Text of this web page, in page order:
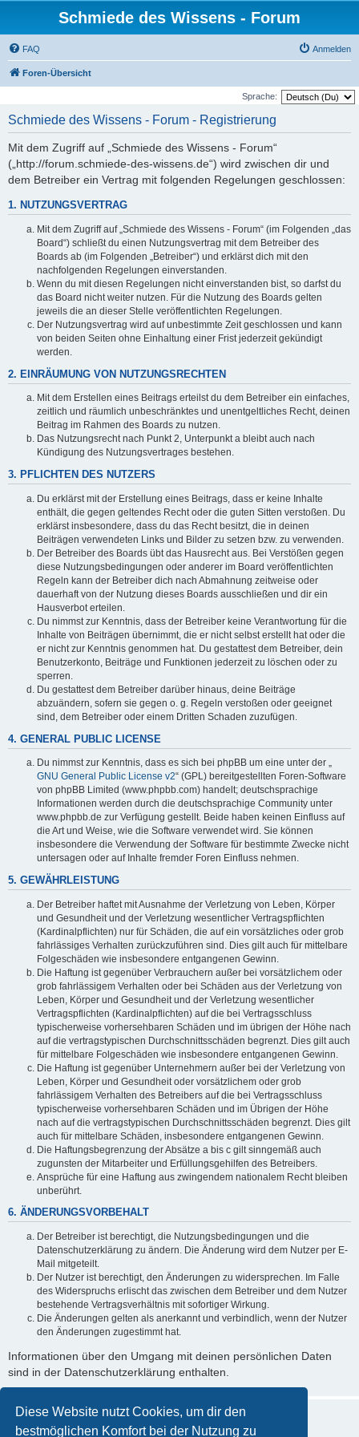
Diese Website nutzt Cookies, um dir den
bestmöglichen Komfort bei der Nutzung zu
Schmiede des Wissens - Forum
FAQ Anmelden
Foren-Übersicht
Sprache:
Schmiede des Wissens - Forum - Registrierung
Mit dem Zugriff auf „Schmiede des Wissens - Forum“
(„http://forum.schmiede-des-wissens.de“) wird zwischen dir und
dem Betreiber ein Vertrag mit folgenden Regelungen geschlossen:
1. NUTZUNGSVERTRAG
Mit dem Zugriff auf „Schmiede des Wissens - Forum“ (im Folgenden „das
Board“) schließt du einen Nutzungsvertrag mit dem Betreiber des
Boards ab (im Folgenden „Betreiber“) und erklärst dich mit den
nachfolgenden Regelungen einverstanden.
Wenn du mit diesen Regelungen nicht einverstanden bist, so darfst du
das Board nicht weiter nutzen. Für die Nutzung des Boards gelten
jeweils die an dieser Stelle veröffentlichten Regelungen.
Der Nutzungsvertrag wird auf unbestimmte Zeit geschlossen und kann
von beiden Seiten ohne Einhaltung einer Frist jederzeit gekündigt
werden.
2. EINRÄUMUNG VON NUTZUNGSRECHTEN
Mit dem Erstellen eines Beitrags erteilst du dem Betreiber ein einfaches,
zeitlich und räumlich unbeschränktes und unentgeltliches Recht, deinen
Beitrag im Rahmen des Boards zu nutzen.
Das Nutzungsrecht nach Punkt 2, Unterpunkt a bleibt auch nach
Kündigung des Nutzungsvertrages bestehen.
3. PFLICHTEN DES NUTZERS
Du erklärst mit der Erstellung eines Beitrags, dass er keine Inhalte
enthält, die gegen geltendes Recht oder die guten Sitten verstoßen. Du
erklärst insbesondere, dass du das Recht besitzt, die in deinen
Beiträgen verwendeten Links und Bilder zu setzen bzw. zu verwenden.
Der Betreiber des Boards übt das Hausrecht aus. Bei Verstößen gegen
diese Nutzungsbedingungen oder anderer im Board veröffentlichten
Regeln kann der Betreiber dich nach Abmahnung zeitweise oder
dauerhaft von der Nutzung dieses Boards ausschließen und dir ein
Hausverbot erteilen.
Du nimmst zur Kenntnis, dass der Betreiber keine Verantwortung für die
Inhalte von Beiträgen übernimmt, die er nicht selbst erstellt hat oder die
er nicht zur Kenntnis genommen hat. Du gestattest dem Betreiber, dein
Benutzerkonto, Beiträge und Funktionen jederzeit zu löschen oder zu
sperren.
Du gestattest dem Betreiber darüber hinaus, deine Beiträge
abzuändern, sofern sie gegen o. g. Regeln verstoßen oder geeignet
sind, dem Betreiber oder einem Dritten Schaden zuzufügen.
4. GENERAL PUBLIC LICENSE
Du nimmst zur Kenntnis, dass es sich bei phpBB um eine unter der „
GNU General Public License v2“ (GPL) bereitgestellten Foren-Software
von phpBB Limited (www.phpbb.com) handelt; deutschsprachige
Informationen werden durch die deutschsprachige Community unter
www.phpbb.de zur Verfügung gestellt. Beide haben keinen Einfluss auf
die Art und Weise, wie die Software verwendet wird. Sie können
insbesondere die Verwendung der Software für bestimmte Zwecke nicht
untersagen oder auf Inhalte fremder Foren Einfluss nehmen.
5. GEWÄHRLEISTUNG
Der Betreiber haftet mit Ausnahme der Verletzung von Leben, Körper
und Gesundheit und der Verletzung wesentlicher Vertragspflichten
(Kardinalpflichten) nur für Schäden, die auf ein vorsätzliches oder grob
fahrlässiges Verhalten zurückzuführen sind. Dies gilt auch für mittelbare
Folgeschäden wie insbesondere entgangenen Gewinn.
Die Haftung ist gegenüber Verbrauchern außer bei vorsätzlichem oder
grob fahrlässigem Verhalten oder bei Schäden aus der Verletzung von
Leben, Körper und Gesundheit und der Verletzung wesentlicher
Vertragspflichten (Kardinalpflichten) auf die bei Vertragsschluss
typischerweise vorhersehbaren Schäden und im übrigen der Höhe nach
auf die vertragstypischen Durchschnittsschäden begrenzt. Dies gilt auch
für mittelbare Folgeschäden wie insbesondere entgangenen Gewinn.
Die Haftung ist gegenüber Unternehmern außer bei der Verletzung von
Leben, Körper und Gesundheit oder vorsätzlichem oder grob
fahrlässigem Verhalten des Betreibers auf die bei Vertragsschluss
typischerweise vorhersehbaren Schäden und im Übrigen der Höhe
nach auf die vertragstypischen Durchschnittsschäden begrenzt. Dies gilt
auch für mittelbare Schäden, insbesondere entgangenen Gewinn.
Die Haftungsbegrenzung der Absätze a bis c gilt sinngemäß auch
zugunsten der Mitarbeiter und Erfüllungsgehilfen des Betreibers.
Ansprüche für eine Haftung aus zwingendem nationalem Recht bleiben
unberührt.
6. ÄNDERUNGSVORBEHALT
Der Betreiber ist berechtigt, die Nutzungsbedingungen und die
Datenschutzerklärung zu ändern. Die Änderung wird dem Nutzer per E-
Mail mitgeteilt.
Der Nutzer ist berechtigt, den Änderungen zu widersprechen. Im Falle
des Widerspruchs erlischt das zwischen dem Betreiber und dem Nutzer
bestehende Vertragsverhältnis mit sofortiger Wirkung.
Die Änderungen gelten als anerkannt und verbindlich, wenn der Nutzer
den Änderungen zugestimmt hat.
Informationen über den Umgang mit deinen persönlichen Daten
sind in der Datenschutzerklärung enthalten.